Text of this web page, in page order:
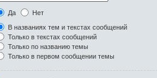
Да
Нет
В названиях тем и текстах сообщений
Только в текстах сообщений
Только по названию темы
Только в первом сообщении темы